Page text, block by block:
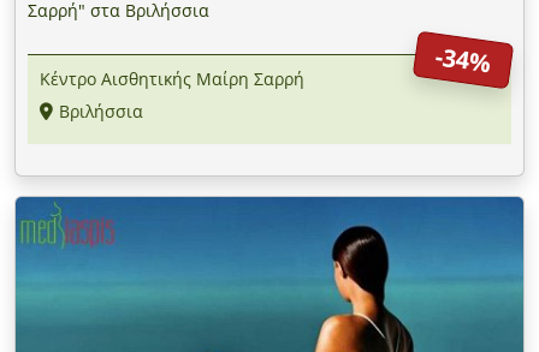
Σαρρή" στα Βριλήσσια
-34%
Κέντρο Αισθητικής Μαίρη Σαρρή
Βριλήσσια